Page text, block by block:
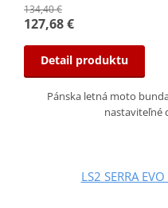
134,40 €
127,68 €
Detail produktu
Pánska letná moto
nastaviteľné
LS2 SERRA